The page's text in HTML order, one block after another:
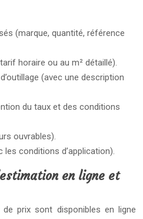
(marque, quantité, référence
horaire ou au m² détaillé).
(avec une description
du taux et des conditions
ouvrables).
les conditions d’application).
en ligne et
de prix sont disponibles en ligne